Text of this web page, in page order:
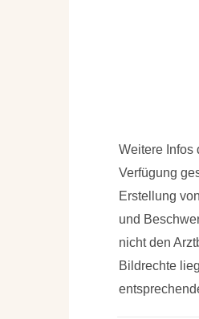
Weitere Infos
Verfügung
Erstellung
und
nicht den
Bildrechte